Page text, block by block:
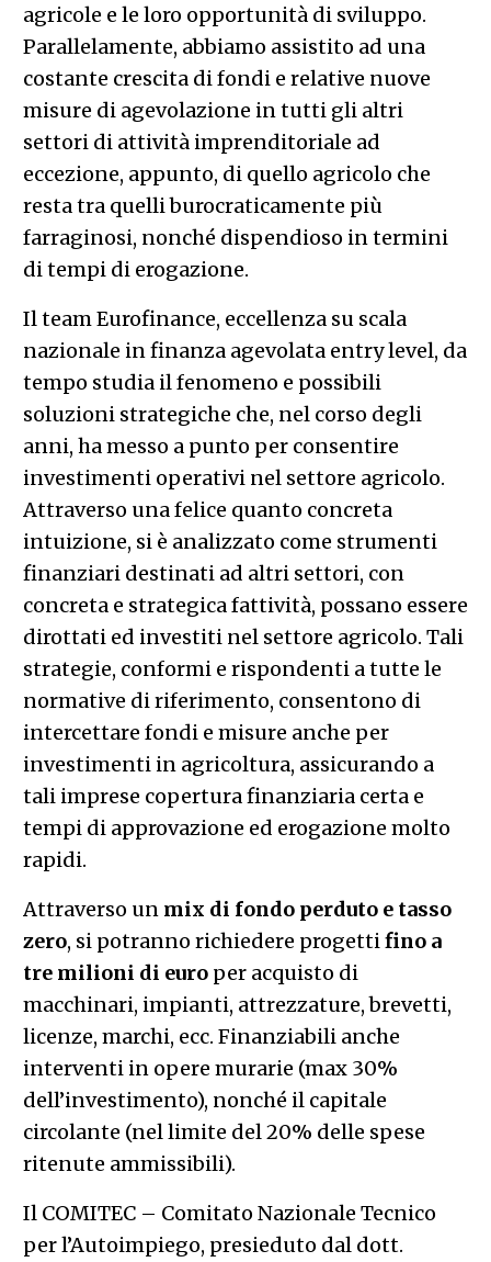
agricole e le loro opportunità di sviluppo.
Parallelamente, abbiamo assistito ad una
costante crescita di fondi e relative nuove
misure di agevolazione in tutti gli altri
settori di attività imprenditoriale ad
eccezione, appunto, di quello agricolo che
resta tra quelli burocraticamente più
farraginosi, nonché dispendioso in termini
di tempi di erogazione.
Il team Eurofinance, eccellenza su scala
nazionale in finanza agevolata entry level, da
tempo studia il fenomeno e possibili
soluzioni strategiche che, nel corso degli
anni, ha messo a punto per consentire
investimenti operativi nel settore agricolo.
Attraverso una felice quanto concreta
intuizione, si è analizzato come strumenti
finanziari destinati ad altri settori, con
concreta e strategica fattività, possano essere
dirottati ed investiti nel settore agricolo. Tali
strategie, conformi e rispondenti a tutte le
normative di riferimento, consentono di
intercettare fondi e misure anche per
investimenti in agricoltura, assicurando a
tali imprese copertura finanziaria certa e
tempi di approvazione ed erogazione molto
rapidi.
Attraverso un mix di fondo perduto e tasso
zero, si potranno richiedere progettifino a
tre milioni di europer acquisto di
macchinari, impianti, attrezzature, brevetti,
licenze, marchi, ecc. Finanziabili anche
interventi in opere murarie (max 30%
dell’investimento), nonché il capitale
circolante (nel limite del 20% delle spese
ritenute ammissibili).
Il COMITEC – Comitato Nazionale Tecnico
per l’Autoimpiego, presieduto dal dott.